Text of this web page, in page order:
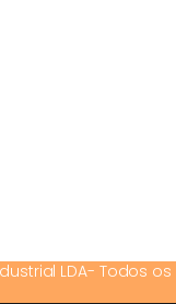
LDA- Todos os